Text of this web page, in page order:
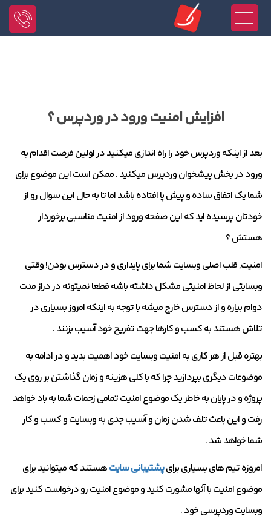
افزایش امنیت ورود در وردپرس ؟
بعد از اینکه وردپرس خود را راه اندازی میکنید در اولین فرصت اقدام به
ورود در بخش پیشخوان وردپرس میکنید . ممکن است این موضوع برای
شما یک اتفاق ساده و پیش پا افتاده باشد اما تا به حال این سوال رو از
خودتان پرسیده اید که این صفحه ورود از امنیت مناسبی برخوردار
هستش ؟
امنیت, قلب اصلی وبسایت شما برای پایداری و در دسترس بودن! وقتی
وبسایتی از لحاظ امنیتی مشکل داشته باشه قطعا نمیتونه در دراز مدت
دوام بیاره و از دسترس خارج میشه با توجه به اینکه امروز بسیاری در
تلاش هستند به کسب و کارها جهت تفریح خود آسیب بزنند .
بهتره قبل از هر کاری به امنیت وبسایت خود اهمیت بدید و در ادامه به
موضوعات دیگری بپردازید چرا که با کلی هزینه و زمان گذاشتن بر روی یک
پروژه و در پایان به خاطر یک موضوع امنیت تمامی زحمات شما به باد خواهد
رفت و این باعث تلف شدن زمان و آسیب جدی به وبسایت و کسب و کار
شما خواهد شد .
امروزه تیم های بسیاری برایپشتیبانی سایتهستند که میتوانید برای
موضوع امنیت با آنها مشورت کنید و موضوع امنیت رو درخواست کنید برای
وبسایت وردپرسی خود .